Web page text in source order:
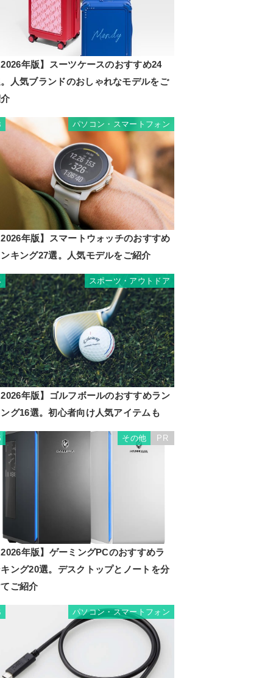
年版】スーツケースのおすすめ24
人気ブランドのおしゃれなモデルをご
パソコン・スマートフォン
年版】スマートウォッチのおすすめ
キング27選。人気モデルをご紹介
スポーツ・アウトドア
年版】ゴルフボールのおすすめラン
グ16選。初心者向け人気アイテムも
その他 PR
年版】ゲーミングPCのおすすめラ
ング20選。デスクトップとノートを分
ご紹介
パソコン・スマートフォン